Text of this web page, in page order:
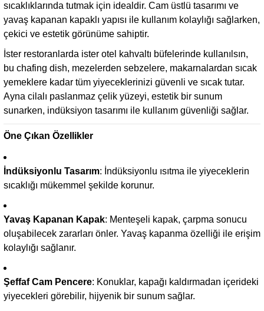
sıcaklıklarında tutmak için idealdir. Cam üstlü tasarımı ve
yavaş kapanan kapaklı yapısı ile kullanım kolaylığı sağlarken,
çekici ve estetik görünüme sahiptir.
İster restoranlarda ister otel kahvaltı büfelerinde kullanılsın,
bu chafing dish, mezelerden sebzelere, makarnalardan sıcak
yemeklere kadar tüm yiyeceklerinizi güvenli ve sıcak tutar.
Ayna cilalı paslanmaz çelik yüzeyi, estetik bir sunum
sunarken, indüksiyon tasarımı ile kullanım güvenliği sağlar.
Öne Çıkan Özellikler
İndüksiyonlu Tasarım: İndüksiyonlu ısıtma ile yiyeceklerin
sıcaklığı mükemmel şekilde korunur.
Yavaş Kapanan Kapak: Menteşeli kapak, çarpma sonucu
oluşabilecek zararları önler. Yavaş kapanma özelliği ile erişim
kolaylığı sağlanır.
Şeffaf Cam Pencere: Konuklar, kapağı kaldırmadan içerideki
yiyecekleri görebilir, hijyenik bir sunum sağlar.